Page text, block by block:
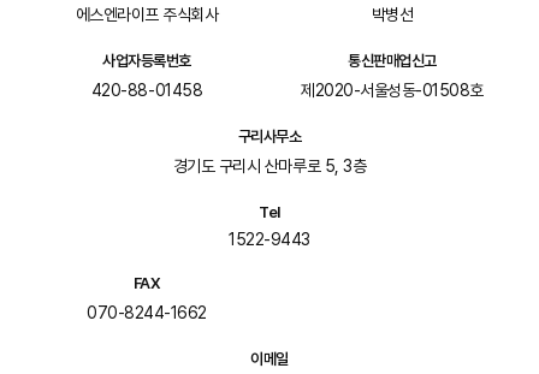
에스엔라이프 주식회사 박병선
사업자등록번호
420-88-01458
통신판매업신고
제2020-서울성동-01508호
구리사무소
경기도 구리시 산마루로 5, 3층
Tel
1522-9443
FAX
070-8244-1662
이메일